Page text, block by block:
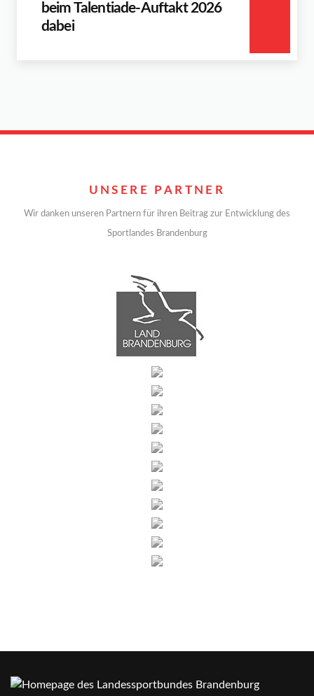
beim Talentiade-Auftakt 2026
dabei
UNSERE PARTNER
Wir danken unseren Partnern für ihren Beitrag zur Entwicklung des
Sportlandes Brandenburg